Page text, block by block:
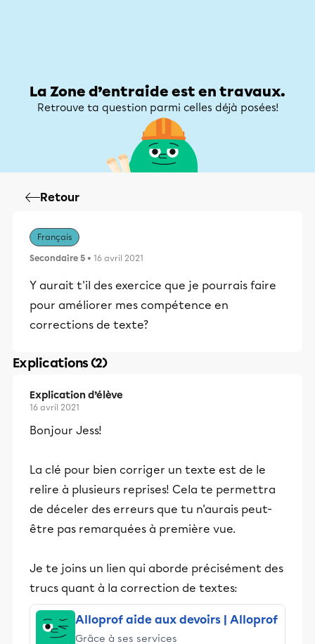
La Zone d’entraide est en travaux.
Retrouve ta question parmi celles déjà posées!
Retour
Français
Secondaire 5 • 16 avril 2021
Y aurait t'il des exercice que je pourrais faire
pour améliorer mes compétence en
corrections de texte?
Explications (2)
Explication d’élève
16 avril 2021
Bonjour Jess!
La clé pour bien corriger un texte est de le
relire à plusieurs reprises! Cela te permettra
de déceler des erreurs que tu n'aurais peut-
être pas remarquées à première vue.
Je te joins un lien qui aborde précisément des
trucs quant à la correction de textes:
Alloprof aide aux devoirs | Alloprof
Grâce à ses services